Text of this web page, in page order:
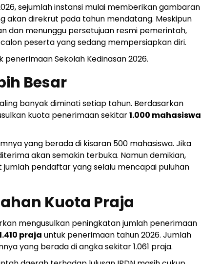
sejumlah instansi mulai memberikan gambaran
akan direkrut pada tahun mendatang. Meskipun
dan menunggu persetujuan resmi pemerintah,
peserta yang sedang mempersiapkan diri.
Sekolah Kedinasan 2026.
Besar
banyak diminati setiap tahun. Berdasarkan
kuota penerimaan sekitar1.000 mahasiswa
yang berada di kisaran 500 mahasiswa. Jika
akan semakin terbuka. Namun demikian,
pendaftar yang selalu mencapai puluhan
Kuota Praja
mengusulkan peningkatan jumlah penerimaan
praja untuk penerimaan tahun 2026. Jumlah
yang berada di angka sekitar 1.061 praja.